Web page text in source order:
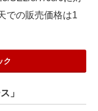
での販売価格は1
ク
」